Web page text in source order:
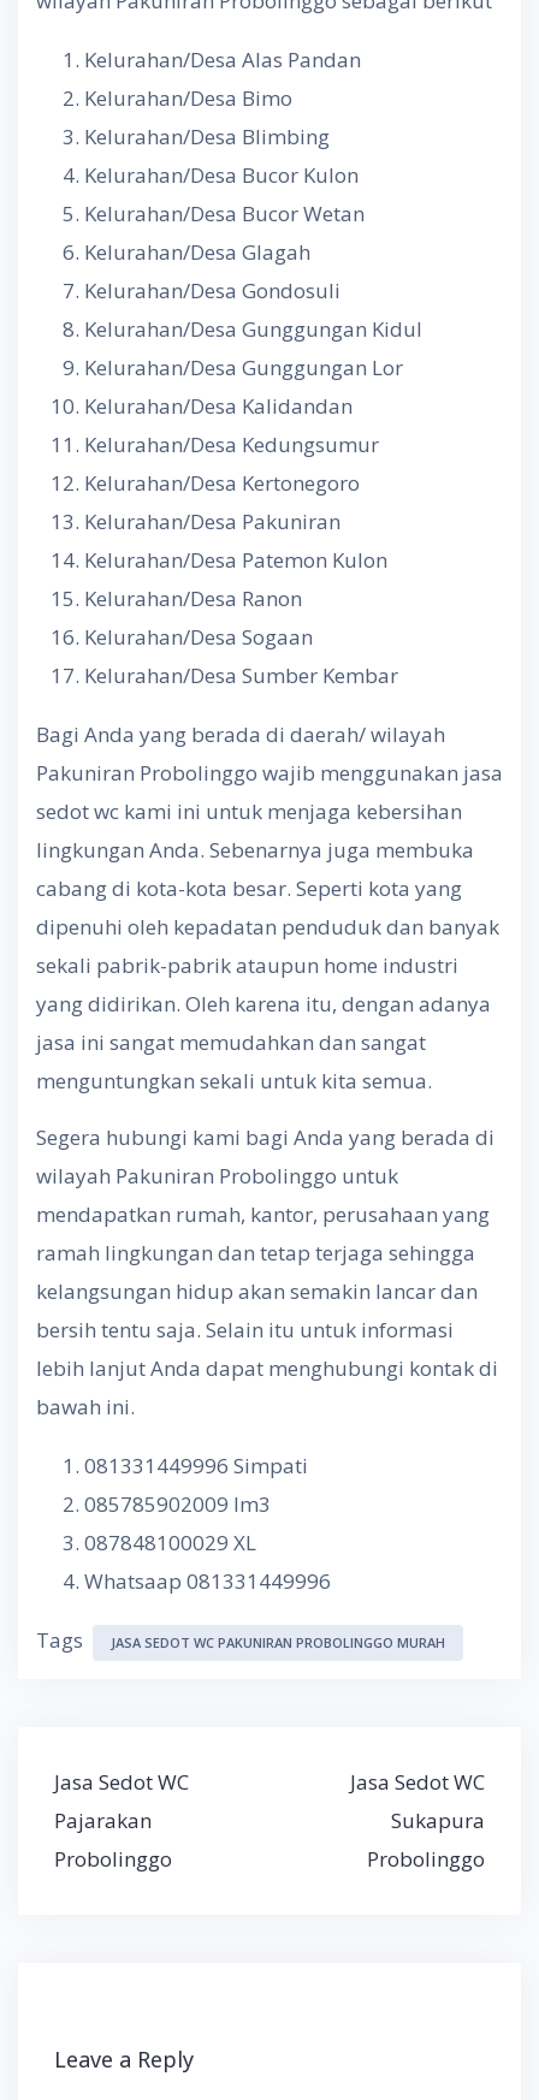
Kelurahan/Desa Alas Pandan
Kelurahan/Desa Bimo
Kelurahan/Desa Blimbing
Kelurahan/Desa Bucor Kulon
Kelurahan/Desa Bucor Wetan
Kelurahan/Desa Glagah
Kelurahan/Desa Gondosuli
Kelurahan/Desa Gunggungan Kidul
Kelurahan/Desa Gunggungan Lor
Kelurahan/Desa Kalidandan
Kelurahan/Desa Kedungsumur
Kelurahan/Desa Kertonegoro
Kelurahan/Desa Pakuniran
Kelurahan/Desa Patemon Kulon
Kelurahan/Desa Ranon
Kelurahan/Desa Sogaan
Kelurahan/Desa Sumber Kembar
Bagi Anda yang berada di daerah/ wilayah
Pakuniran Probolinggo wajib menggunakan jasa
sedot wc kami ini untuk menjaga kebersihan
lingkungan Anda. Sebenarnya juga membuka
cabang di kota-kota besar. Seperti kota yang
dipenuhi oleh kepadatan penduduk dan banyak
sekali pabrik-pabrik ataupun home industri
yang didirikan. Oleh karena itu, dengan adanya
jasa ini sangat memudahkan dan sangat
menguntungkan sekali untuk kita semua.
Segera hubungi kami bagi Anda yang berada di
wilayah Pakuniran Probolinggo untuk
mendapatkan rumah, kantor, perusahaan yang
ramah lingkungan dan tetap terjaga sehingga
kelangsungan hidup akan semakin lancar dan
bersih tentu saja. Selain itu untuk informasi
lebih lanjut Anda dapat menghubungi kontak di
bawah ini.
081331449996 Simpati
085785902009 Im3
087848100029 XL
Whatsaap 081331449996
Tags JASA SEDOT WC PAKUNIRAN PROBOLINGGO MURAH
Post
navigation
Jasa Sedot WC
Pajarakan
Probolinggo
Jasa Sedot WC
Sukapura
Probolinggo
Leave a Reply